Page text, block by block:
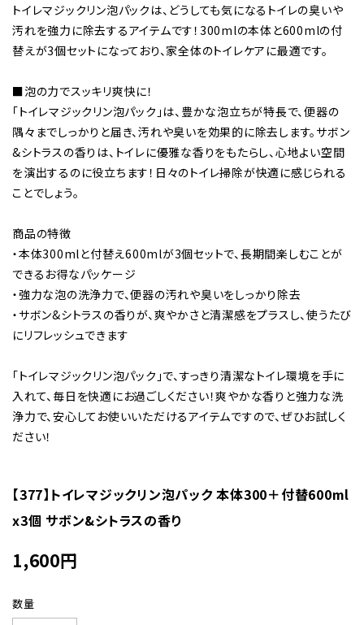
トイレマジックリン泡パックは、どうしても気になるトイレの臭いや
汚れを強力に除去するアイテムです！300mlの本体と600mlの付
替えが3個セットになっており、家全体のトイレケアに最適です。
■泡の力でスッキリ爽快に！
「トイレマジックリン泡パック」は、豊かな泡立ちが特長で、便器の
隅々までしっかりと届き、汚れや臭いを効果的に除去します。サボン
&シトラスの香りは、トイレに優雅な香りをもたらし、心地よい空間
を演出するのに役立ちます！日々のトイレ掃除が快適に感じられる
ことでしょう。
商品の特徴
・本体300mlと付替え600mlが3個セットで、長期間楽しむことが
できるお得なパッケージ
・強力な泡の洗浄力で、便器の汚れや臭いをしっかり除去
・サボン&シトラスの香りが、爽やかさと清潔感をプラスし、使うたび
にリフレッシュできます
「トイレマジックリン泡パック」で、すっきり清潔なトイレ環境を手に
入れて、毎日を快適にお過ごしください！爽やかな香りと強力な洗
浄力で、安心してお使いいただけるアイテムですので、ぜひお試しく
ださい！
【377】トイレマジックリン泡パック 本体300＋付替600ml
x3個 サボン&シトラスの香り
1,600円
数量